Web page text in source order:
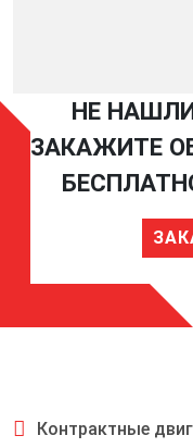
НЕ
ЗАКАЖИТЕ
Контрактные